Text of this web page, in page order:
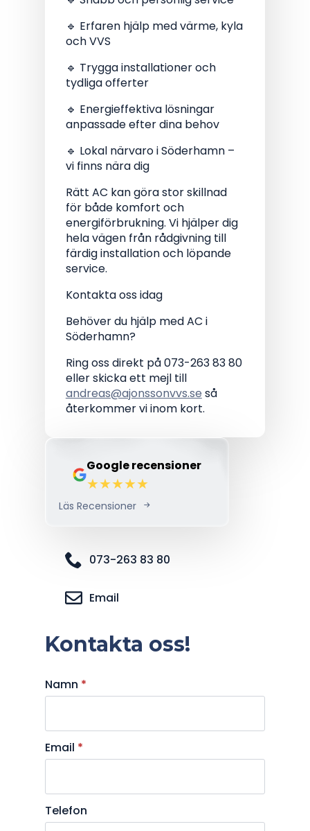
🔹 Erfaren hjälp med värme, kyla
och VVS
🔹 Trygga installationer och
tydliga offerter
🔹 Energieffektiva lösningar
anpassade efter dina behov
🔹 Lokal närvaro i Söderhamn –
vi finns nära dig
Rätt AC kan göra stor skillnad
för både komfort och
energiförbrukning. Vi hjälper dig
hela vägen från rådgivning till
färdig installation och löpande
service.
Kontakta oss idag
Behöver du hjälp med AC i
Söderhamn?
Ring oss direkt på 073-263 83 80
eller skicka ett mejl till
andreas@ajonssonvvs.se så
återkommer vi inom kort.
Google recensioner
Läs Recensioner
073-263 83 80
Email
Kontakta oss!
Namn *
Email *
Telefon